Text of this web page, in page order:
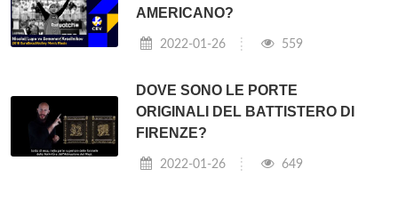
AMERICANO?
2022-01-26 559
DOVE SONO LE PORTE
ORIGINALI DEL BATTISTERO DI
FIRENZE?
2022-01-26 649